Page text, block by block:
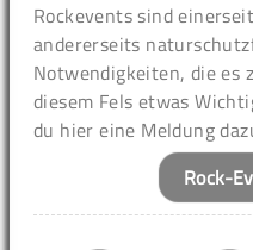
Rockevents sind
andererseits
Notwendigkeiten, die es
diesem Fels etwas
du hier eine Meldung
Rock-